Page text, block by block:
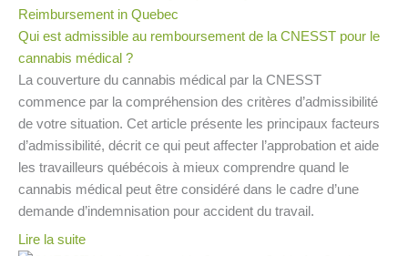
Qui est admissible au remboursement de la CNESST pour le
cannabis médical ?
La couverture du cannabis médical par la CNESST
commence par la compréhension des critères d’admissibilité
de votre situation. Cet article présente les principaux facteurs
d’admissibilité, décrit ce qui peut affecter l’approbation et aide
les travailleurs québécois à mieux comprendre quand le
cannabis médical peut être considéré dans le cadre d’une
demande d’indemnisation pour accident du travail.
Lire la suite